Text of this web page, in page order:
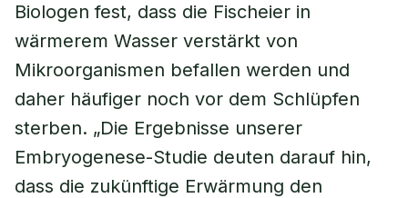
Biologen fest, dass die Fischeier in
wärmerem Wasser verstärkt von
Mikroorganismen befallen werden und
daher häufiger noch vor dem Schlüpfen
sterben. „Die Ergebnisse unserer
Embryogenese-Studie deuten darauf hin,
dass die zukünftige Erwärmung den